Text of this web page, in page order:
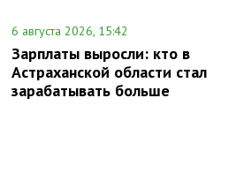
6 августа 2026, 15:42
Зарплаты выросли: кто в
Астраханской области стал
зарабатывать больше